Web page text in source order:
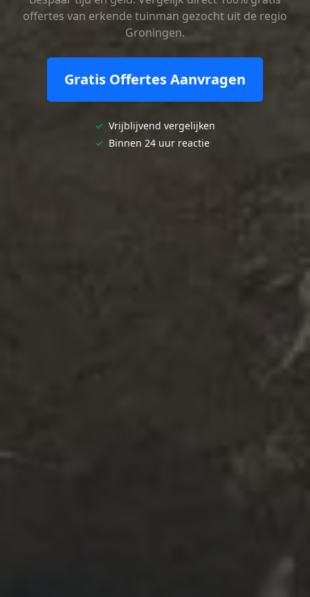
offertes van erkende tuinman gezocht uit de regio
Groningen.
Gratis Offertes Aanvragen
✓ Vrijblijvend vergelijken
✓ Binnen 24 uur reactie